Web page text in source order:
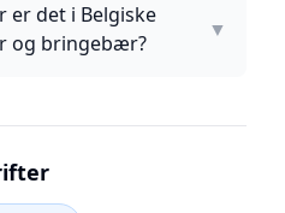
er det i Belgiske
og bringebær?
▼